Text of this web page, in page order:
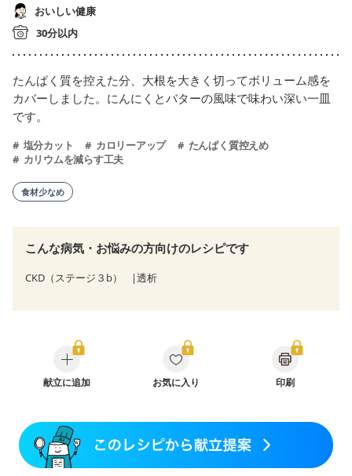
おいしい健康
30分以内
たんぱく質を控えた分、大根を大きく切ってボリューム感を
カバーしました。にんにくとバターの風味で味わい深い一皿
です。
塩分カット カロリーアップ
たんぱく質控えめ
カリウムを減らす工夫
食材少なめ
こんな病気・お悩みの方向けのレシピです
CKD（ステージ３b） 透析
献立に追加 お気に入り 印刷